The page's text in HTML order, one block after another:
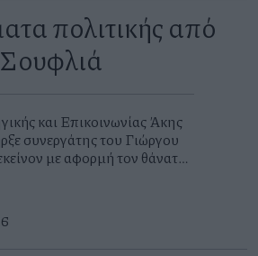
πολιτικής από
και Επικοινωνίας Άκης
συνεργάτης του Γιώργου
με αφορμή τον θάνατό